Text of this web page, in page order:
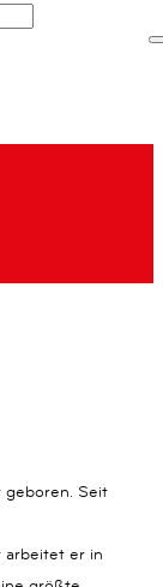
geboren. Seit
arbeitet er in